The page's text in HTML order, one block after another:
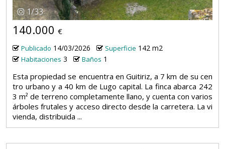
1/33
140.000 €
Publicado 14/03/2026 Superficie 142 m2
Habitaciones 3 Baños 1
Esta propiedad se encuentra en Guitiriz, a 7 km de su cen
tro urbano y a 40 km de Lugo capital. La finca abarca 242
3 m² de terreno completamente llano, y cuenta con varios
árboles frutales y acceso directo desde la carretera. La vi
vienda, distribuida ...